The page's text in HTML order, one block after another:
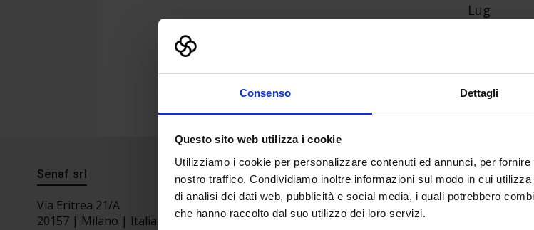
Consenso Dettagli
Questo sito web utilizza i cookie
Utilizziamo i cookie per personalizzare contenuti ed annunci, per
nostro traffico. Condividiamo inoltre informazioni sul modo in cui
di analisi dei dati web, pubblicità e social media, i quali potrebbero
che hanno raccolto dal suo utilizzo dei loro servizi.
Lug
LinkedIn
Facebook
WhatsApp
Senaf srl
Via Eritrea 21/A
20157 | Milano | Italia
Progetto e direzione In